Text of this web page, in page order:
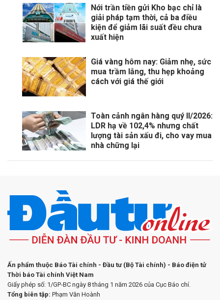
Nới trần tiền gửi Kho bạc chỉ là
giải pháp tạm thời, cả ba điều
kiện để giảm lãi suất đều chưa
xuất hiện
Giá vàng hôm nay: Giảm nhẹ, sức
mua trầm lắng, thu hẹp khoảng
cách với giá thế giới
Toàn cảnh ngân hàng quý II/2026:
LDR hạ về 102,4% nhưng chất
lượng tài sản xấu đi, cho vay mua
nhà chững lại
Ấn phẩm thuộc Báo Tài chính - Đầu tư (Bộ Tài chính) - Báo điện tử
Thời báo Tài chính Việt Nam
Giấy phép số: 1/GP-BC ngày 8 tháng 1 năm 2026 của Cục Báo chí.
Tổng biên tập: Phạm Văn Hoành